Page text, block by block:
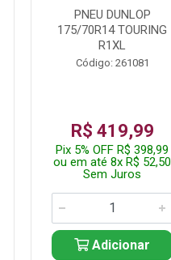
PNEU DUNLOP
175/70R14 TOURING
R1XL
Código: 261081
R$ 419,99
Pix 5% OFF R$ 398,99
ou em até 8x R$ 52,50
Sem Juros
Adicionar